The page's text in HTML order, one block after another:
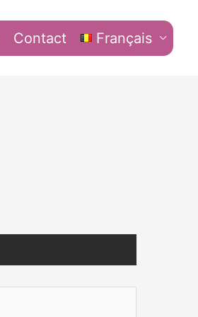
Contact Français